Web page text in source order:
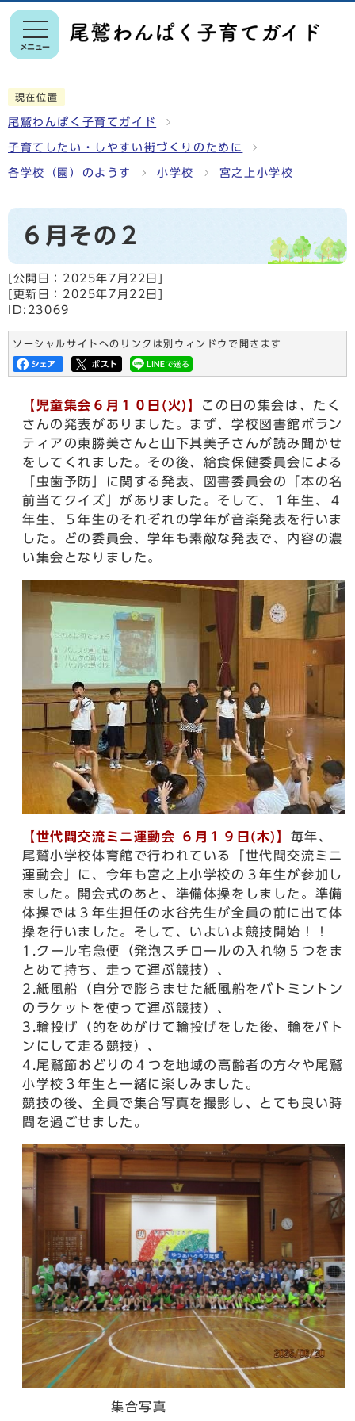
メニュー
現在位置
尾鷲わんぱく子育てガイド
子育てしたい・しやすい街づくりのために
各学校（園）のようす 小学校 宮之上小学校
６月その２
[公開日： 2025年7月22日 ]
[更新日： 2025年7月22日 ]
ID:23069
ソーシャルサイトへのリンクは別ウィンドウで開きます
【児童集会６月１０日(火)】 この日の集会は、たく
さんの発表がありました。まず、学校図書館ボラン
ティアの東勝美さんと山下其美子さんが読み聞かせ
をしてくれました。その後、給食保健委員会による
「虫歯予防」に関する発表、図書委員会の「本の名
前当てクイズ」がありました。そして、１年生、４
年生、５年生のそれぞれの学年が音楽発表を行いま
した。どの委員会、学年も素敵な発表で、内容の濃
い集会となりました。
【世代間交流ミニ運動会 ６月１９日(木)】 毎年、
尾鷲小学校体育館で行われている「世代間交流ミニ
運動会」に、今年も宮之上小学校の３年生が参加し
ました。開会式のあと、準備体操をしました。準備
体操では３年生担任の水谷先生が全員の前に出て体
操を行いました。そして、いよいよ競技開始！！
1.クール宅急便（発泡スチロールの入れ物５つをま
とめて持ち、走って運ぶ競技）、
2.紙風船（自分で膨らませた紙風船をバトミントン
のラケットを使って運ぶ競技）、
3.輪投げ（的をめがけて輪投げをした後、輪をバト
ンにして走る競技）、
4.尾鷲節おどりの４つを地域の高齢者の方々や尾鷲
小学校３年生と一緒に楽しみました。
競技の後、全員で集合写真を撮影し、とても良い時
間を過ごせました。
集合写真